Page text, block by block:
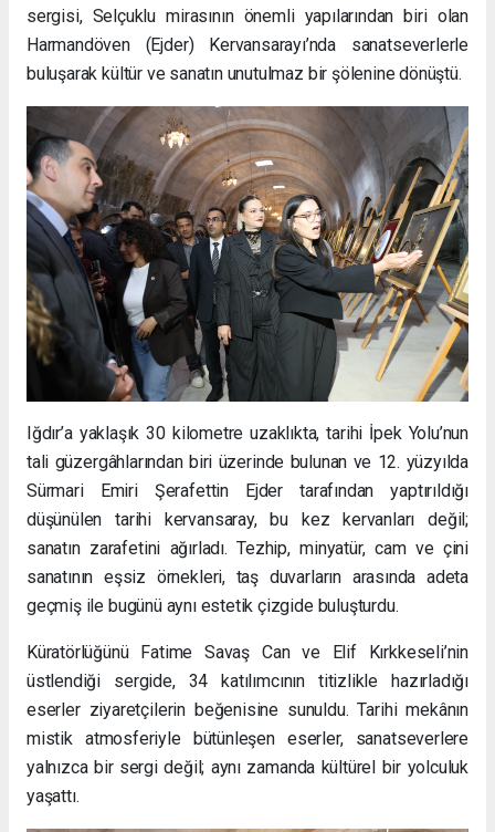
sergisi, Selçuklu mirasının önemli yapılarından biri olan
Harmandöven (Ejder) Kervansarayı’nda sanatseverlerle
buluşarak kültür ve sanatın unutulmaz bir şölenine dönüştü.
Iğdır’a yaklaşık 30 kilometre uzaklıkta, tarihi İpek Yolu’nun
tali güzergâhlarından biri üzerinde bulunan ve 12. yüzyılda
Sürmari Emiri Şerafettin Ejder tarafından yaptırıldığı
düşünülen tarihi kervansaray, bu kez kervanları değil;
sanatın zarafetini ağırladı. Tezhip, minyatür, cam ve çini
sanatının eşsiz örnekleri, taş duvarların arasında adeta
geçmiş ile bugünü aynı estetik çizgide buluşturdu.
Küratörlüğünü Fatime Savaş Can ve Elif Kırkkeseli’nin
üstlendiği sergide, 34 katılımcının titizlikle hazırladığı
eserler ziyaretçilerin beğenisine sunuldu. Tarihi mekânın
mistik atmosferiyle bütünleşen eserler, sanatseverlere
yalnızca bir sergi değil; aynı zamanda kültürel bir yolculuk
yaşattı.